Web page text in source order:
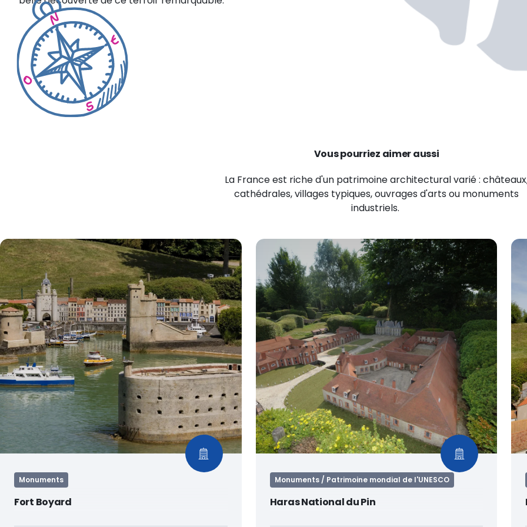
Vous pourriez aimer aussi
La France est riche d'un patrimoine architectural varié :
cathédrales, villages typiques, ouvrages d'arts ou monuments
industriels.
Monuments
Fort Boyard
Monuments / Patrimoine mondial de l'UNESCO
Haras National du Pin